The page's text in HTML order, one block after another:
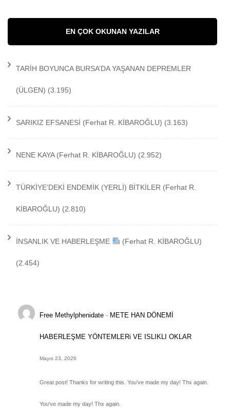
EN ÇOK OKUNAN YAZILAR
TARİH BOYUNCA BURSA’DA YAŞANAN DEPREMLER
(ÜLGEN) (3.195)
SARIKIZ EFSANESİ (Ferhat R. KİBAROĞLU) (3.163)
NENE KAYA (Ferhat R. KİBAROĞLU) (2.952)
TÜRKİYE’DEKİ ENDEMİK (YERLİ) BİTKİLER (Ferhat R.
KİBAROĞLU) (2.810)
İNSANLIK VE HABERLEŞME (Ferhat R. KİBAROĞLU)
(2.454)
Free Methylphenidate - METE HAN DÖNEMİ
HABERLEŞME YÖNTEMLERi VE ISLIKLI OKLAR
Mayıs 23, 2026
Great post! Thanks for writing this. You've made my day! Thx again.
You've made my day! Thx again.